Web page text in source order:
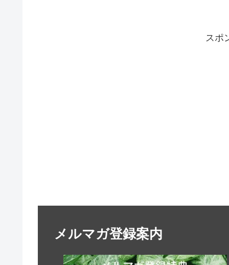
スポ
メルマガ登録案内